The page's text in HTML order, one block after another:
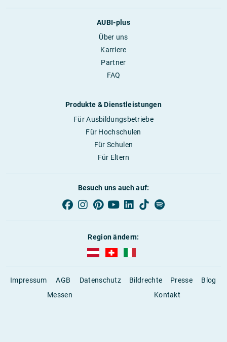
AUBI-plus
Über uns
Karriere
Partner
FAQ
Produkte & Dienstleistungen
Für Ausbildungsbetriebe
Für Hochschulen
Für Schulen
Für Eltern
Besuch uns auch auf:
Region ändern:
AUBI-plus Österreich (deutsch)
Impressum AGB Datenschutz Bildrechte Presse
Blog
Messen
Kontakt